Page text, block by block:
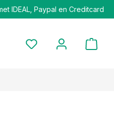
IDEAL, Paypal en Creditcard